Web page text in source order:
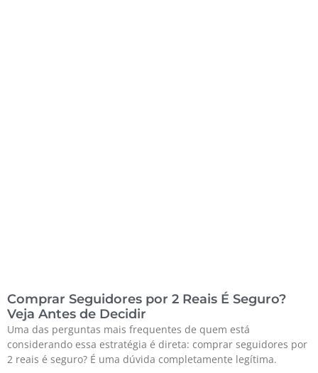
Comprar Seguidores por 2 Reais É Seguro?
Veja Antes de Decidir
Uma das perguntas mais frequentes de quem está
considerando essa estratégia é direta: comprar seguidores por
2 reais é seguro? É uma dúvida completamente legítima.